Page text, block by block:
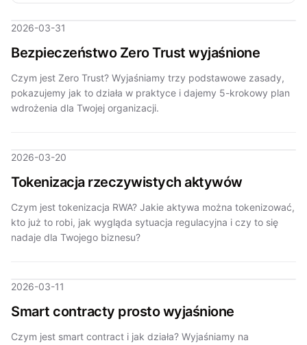
2026-03-31
Bezpieczeństwo Zero Trust wyjaśnione
Czym jest Zero Trust? Wyjaśniamy trzy podstawowe zasady,
pokazujemy jak to działa w praktyce i dajemy 5-krokowy plan
wdrożenia dla Twojej organizacji.
2026-03-20
Tokenizacja rzeczywistych aktywów
Czym jest tokenizacja RWA? Jakie aktywa można tokenizować,
kto już to robi, jak wygląda sytuacja regulacyjna i czy to się
nadaje dla Twojego biznesu?
2026-03-11
Smart contracty prosto wyjaśnione
Czym jest smart contract i jak działa? Wyjaśniamy na